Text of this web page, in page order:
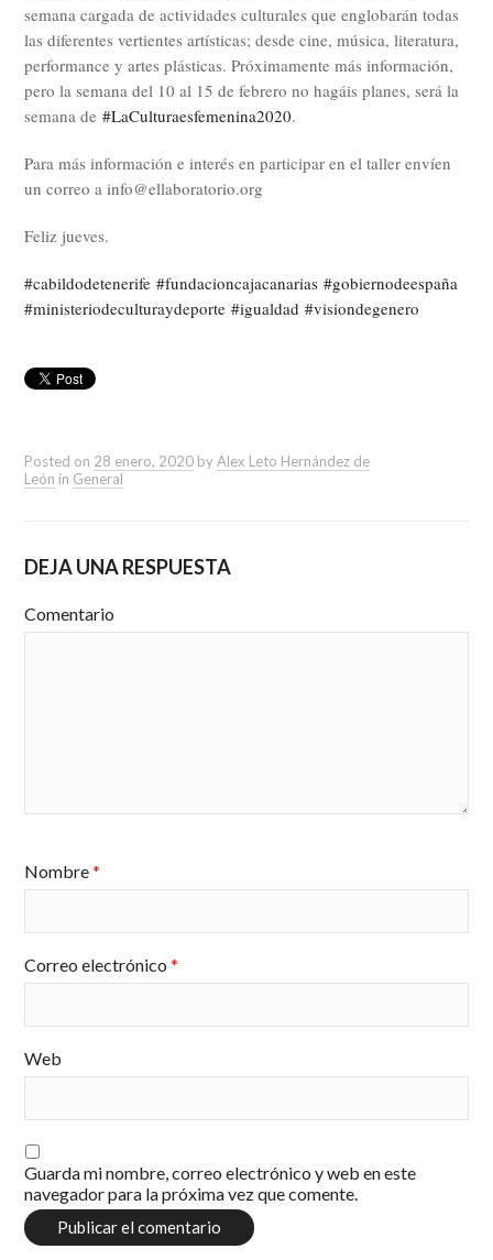
semana cargada de actividades culturales que englobarán todas
las diferentes vertientes artísticas; desde cine, música, literatura,
performance y artes plásticas. Próximamente más información,
pero la semana del 10 al 15 de febrero no hagáis planes, será la
semana de#LaCulturaesfemenina2020.
Para más información e interés en participar en el taller envíen
un correo a info@ellaboratorio.org
Feliz jueves.
#cabildodetenerife #fundacioncajacanarias #gobiernodeespaña
#ministeriodeculturaydeporte #igualdad #visiondegenero
Posted on 28 enero, 2020 byAlex Leto Hernández de
León in General
DEJA UNA RESPUESTA
Comentario
Nombre*
Correo electrónico*
Web
Guarda mi nombre, correo electrónico y web en este
navegador para la próxima vez que comente.